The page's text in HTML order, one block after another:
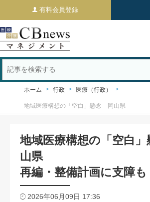
有料会員登録
ホーム 行政 医療（行政）
地域医療構想の「空白」懸念 岡山県
地域医療構想の「空白
山県
再編・整備計画に支障も
2026年06月09日 17:36